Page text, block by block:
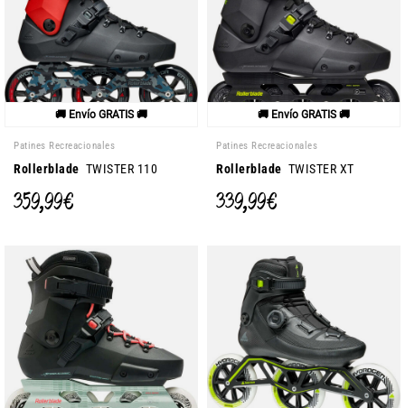
🚚 Envío GRATIS 🚚
Patines Recreacionales
Rollerblade TWISTER 110
359,99 €
🚚 Envío GRATIS 🚚
Patines Recreacionales
Rollerblade TWISTER XT
339,99 €